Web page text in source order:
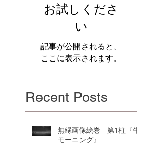
お試しくださ
い
記事が公開されると、
ここに表示されます。
Recent Posts
無縁画像絵巻 第1柱『牛
モーニング』